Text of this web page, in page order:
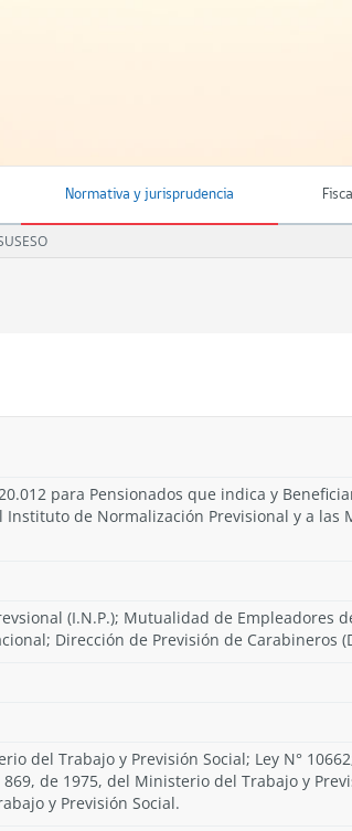
Normativa y jurisprudencia
para Pensionados que indica y
de Normalización Previsional y a las
(I.N.P.); Mutualidad de Empleadores
Dirección de Previsión de Carabineros
del Trabajo y Previsión Social; Ley N°
869, de 1975, del Ministerio del Trabajo y
y Previsión Social.